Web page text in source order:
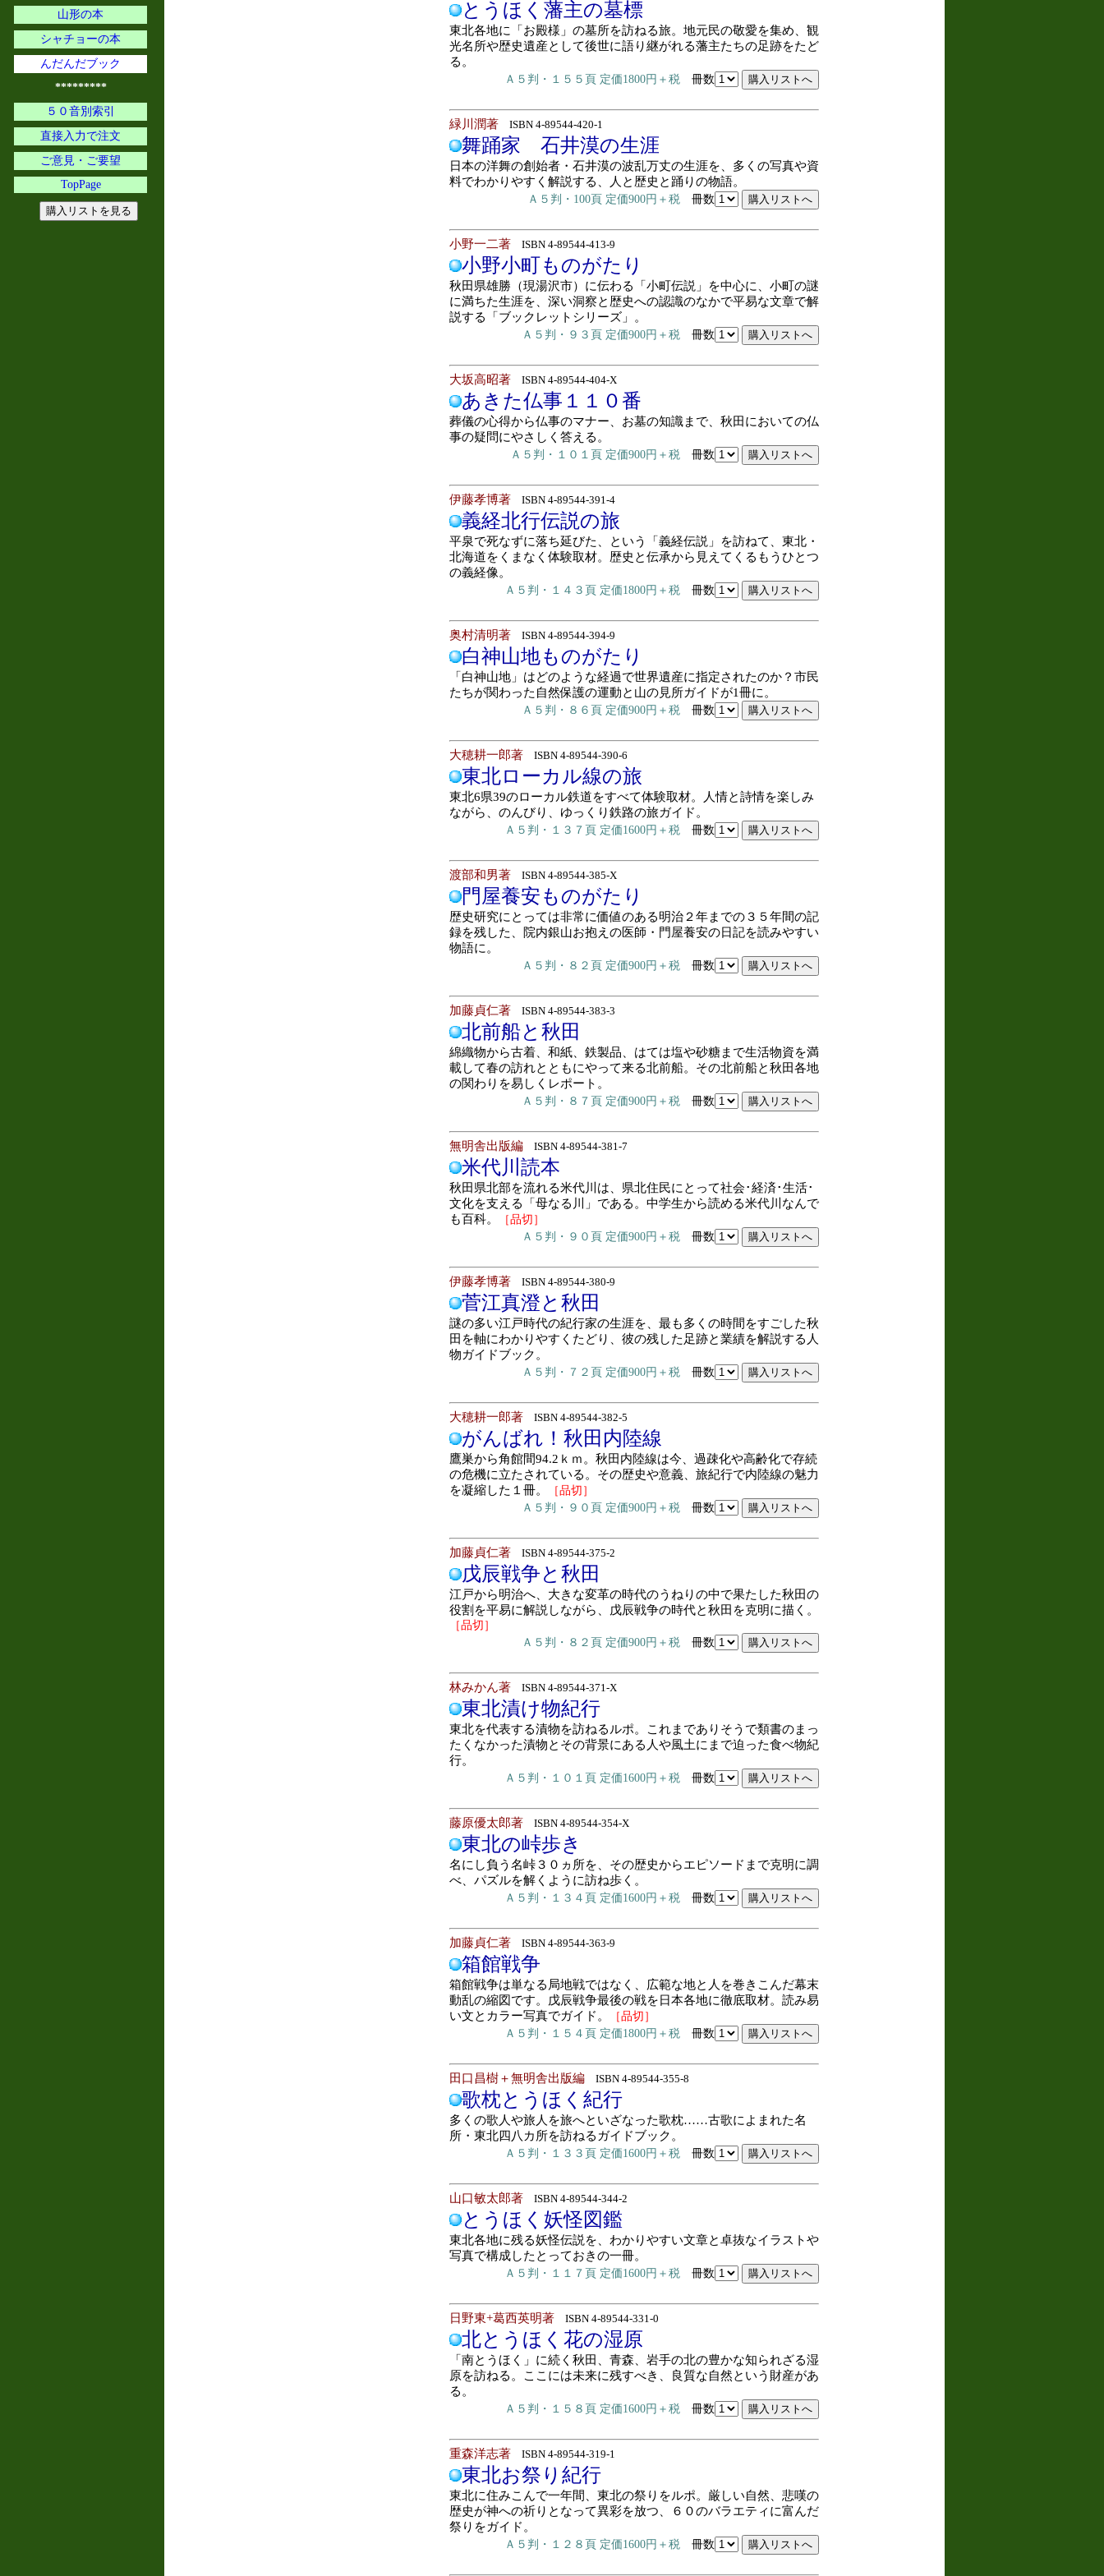
山形の本
シャチョーの本
んだんだブック
*********
５０音別索引
直接入力で注文
ご意見・ご要望
TopPage
とうほく藩主の墓標
東北各地に「お殿様」の墓所を訪ねる旅。地元民の敬愛を集め、観
光名所や歴史遺産として後世に語り継がれる藩主たちの足跡をたど
る。
Ａ５判・１５５頁 定価1800円＋税 冊数
緑川潤著 ISBN 4-89544-420-1
舞踊家 石井漠の生涯
日本の洋舞の創始者・石井漠の波乱万丈の生涯を、多くの写真や資
料でわかりやすく解説する、人と歴史と踊りの物語。
Ａ５判・100頁 定価900円＋税 冊数
小野一二著 ISBN 4-89544-413-9
小野小町ものがたり
秋田県雄勝（現湯沢市）に伝わる「小町伝説」を中心に、小町の謎
に満ちた生涯を、深い洞察と歴史への認識のなかで平易な文章で解
説する「ブックレットシリーズ」。
Ａ５判・９３頁 定価900円＋税 冊数
大坂高昭著 ISBN 4-89544-404-X
あきた仏事１１０番
葬儀の心得から仏事のマナー、お墓の知識まで、秋田においての仏
事の疑問にやさしく答える。
Ａ５判・１０１頁 定価900円＋税 冊数
伊藤孝博著 ISBN 4-89544-391-4
義経北行伝説の旅
平泉で死なずに落ち延びた、という「義経伝説」を訪ねて、東北・
北海道をくまなく体験取材。歴史と伝承から見えてくるもうひとつ
の義経像。
Ａ５判・１４３頁 定価1800円＋税 冊数
奥村清明著 ISBN 4-89544-394-9
白神山地ものがたり
「白神山地」はどのような経過で世界遺産に指定されたのか？市民
たちが関わった自然保護の運動と山の見所ガイドが1冊に。
Ａ５判・８６頁 定価900円＋税 冊数
大穂耕一郎著 ISBN 4-89544-390-6
東北ローカル線の旅
東北6県39のローカル鉄道をすべて体験取材。人情と詩情を楽しみ
ながら、のんびり、ゆっくり鉄路の旅ガイド。
Ａ５判・１３７頁 定価1600円＋税 冊数
渡部和男著 ISBN 4-89544-385-X
門屋養安ものがたり
歴史研究にとっては非常に価値のある明治２年までの３５年間の記
録を残した、院内銀山お抱えの医師・門屋養安の日記を読みやすい
物語に。
Ａ５判・８２頁 定価900円＋税 冊数
加藤貞仁著 ISBN 4-89544-383-3
北前船と秋田
綿織物から古着、和紙、鉄製品、はては塩や砂糖まで生活物資を満
載して春の訪れとともにやって来る北前船。その北前船と秋田各地
の関わりを易しくレポート。
Ａ５判・８７頁 定価900円＋税 冊数
無明舎出版編 ISBN 4-89544-381-7
米代川読本
秋田県北部を流れる米代川は、県北住民にとって社会･経済･生活･
文化を支える「母なる川」である。中学生から読める米代川なんで
も百科。
［品切］
Ａ５判・９０頁 定価900円＋税 冊数
伊藤孝博著 ISBN 4-89544-380-9
菅江真澄と秋田
謎の多い江戸時代の紀行家の生涯を、最も多くの時間をすごした秋
田を軸にわかりやすくたどり、彼の残した足跡と業績を解説する人
物ガイドブック。
Ａ５判・７２頁 定価900円＋税 冊数
大穂耕一郎著 ISBN 4-89544-382-5
がんばれ！秋田内陸線
鷹巣から角館間94.2ｋｍ。秋田内陸線は今、過疎化や高齢化で存続
の危機に立たされている。その歴史や意義、旅紀行で内陸線の魅力
を凝縮した１冊。
［品切］
Ａ５判・９０頁 定価900円＋税 冊数
加藤貞仁著 ISBN 4-89544-375-2
戊辰戦争と秋田
江戸から明治へ、大きな変革の時代のうねりの中で果たした秋田の
役割を平易に解説しながら、戊辰戦争の時代と秋田を克明に描く。
［品切］
Ａ５判・８２頁 定価900円＋税 冊数
林みかん著 ISBN 4-89544-371-X
東北漬け物紀行
東北を代表する漬物を訪ねるルポ。これまでありそうで類書のまっ
たくなかった漬物とその背景にある人や風土にまで迫った食べ物紀
行。
Ａ５判・１０１頁 定価1600円＋税 冊数
藤原優太郎著 ISBN 4-89544-354-X
東北の峠歩き
名にし負う名峠３０ヵ所を、その歴史からエピソードまで克明に調
べ、パズルを解くように訪ね歩く。
Ａ５判・１３４頁 定価1600円＋税 冊数
加藤貞仁著 ISBN 4-89544-363-9
箱館戦争
箱館戦争は単なる局地戦ではなく、広範な地と人を巻きこんだ幕末
動乱の縮図です。戊辰戦争最後の戦を日本各地に徹底取材。読み易
い文とカラー写真でガイド。
［品切］
Ａ５判・１５４頁 定価1800円＋税 冊数
田口昌樹＋無明舎出版編 ISBN 4-89544-355-8
歌枕とうほく紀行
多くの歌人や旅人を旅へといざなった歌枕……古歌によまれた名
所・東北四八カ所を訪ねるガイドブック。
Ａ５判・１３３頁 定価1600円＋税 冊数
山口敏太郎著 ISBN 4-89544-344-2
とうほく妖怪図鑑
東北各地に残る妖怪伝説を、わかりやすい文章と卓抜なイラストや
写真で構成したとっておきの一冊。
Ａ５判・１１７頁 定価1600円＋税 冊数
日野東+葛西英明著 ISBN 4-89544-331-0
北とうほく花の湿原
「南とうほく」に続く秋田、青森、岩手の北の豊かな知られざる湿
原を訪ねる。ここには未来に残すべき、良質な自然という財産があ
る。
Ａ５判・１５８頁 定価1600円＋税 冊数
重森洋志著 ISBN 4-89544-319-1
東北お祭り紀行
東北に住みこんで一年間、東北の祭りをルポ。厳しい自然、悲嘆の
歴史が神への祈りとなって異彩を放つ、６０のバラエティに富んだ
祭りをガイド。
Ａ５判・１２８頁 定価1600円＋税 冊数